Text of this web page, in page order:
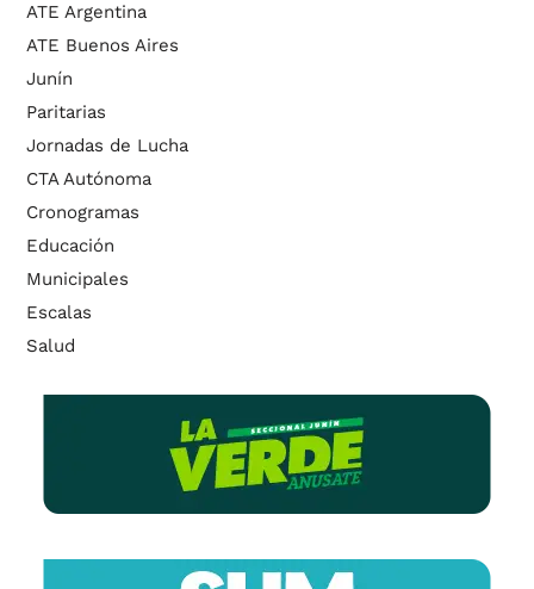
ATE Argentina
ATE Buenos Aires
Junín
Paritarias
Jornadas de Lucha
CTA Autónoma
Cronogramas
Educación
Municipales
Escalas
Salud